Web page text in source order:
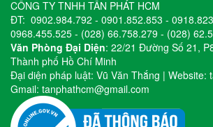
CÔNG TY TNHH TẤN PHÁT HCM
ĐT: 0902.984.792 - 0901.852.853 -
0968.455.525 - (028) 66.758.279 - (028)
Văn Phòng Đại Diện: 22/21 Đường Số 21,
Thành phố Hồ Chí Minh
Đại diện pháp luật: Vũ Văn Thắng | Website:
Gmail: tanphathcm@gmail.com